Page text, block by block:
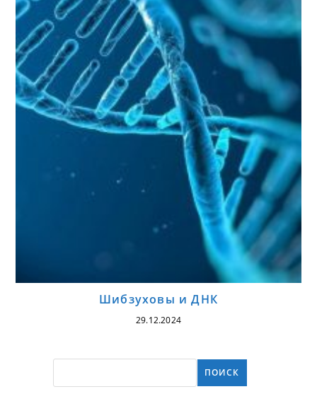
Шибзуховы и ДНК
29.12.2024
ПОИСК